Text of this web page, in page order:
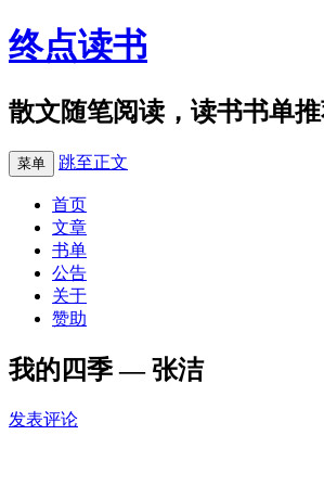
终点读书
散文随笔阅读，读书书单
菜单 跳至正文
首页
文章
书单
公告
关于
赞助
我的四季 — 张洁
发表评论